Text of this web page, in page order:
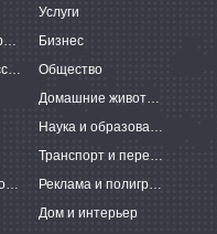
Услуги
Медицина и фармацевтика
Бизнес
Культура и искусство
Общество
Домашние животные
Наука и образование
Транспорт и перевозки
Справочно-информационные системы
Реклама и полиграфия
Дом и интерьер